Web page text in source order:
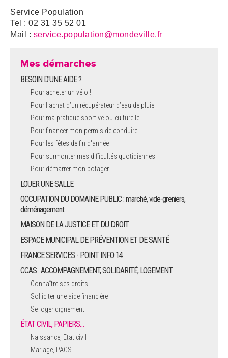
Service Population
Tel : 02 31 35 52 01
Mail : service.population@mondeville.fr
Mes démarches
BESOIN D'UNE AIDE ?
Pour acheter un vélo !
Pour l'achat d’un récupérateur d’eau de pluie
Pour ma pratique sportive ou culturelle
Pour financer mon permis de conduire
Pour les fêtes de fin d'année
Pour surmonter mes difficultés quotidiennes
Pour démarrer mon potager
LOUER UNE SALLE
OCCUPATION DU DOMAINE PUBLIC : marché, vide-greniers,
déménagement...
MAISON DE LA JUSTICE ET DU DROIT
ESPACE MUNICIPAL DE PRÉVENTION ET DE SANTÉ
FRANCE SERVICES - POINT INFO 14
CCAS : ACCOMPAGNEMENT, SOLIDARITÉ, LOGEMENT
Connaître ses droits
Solliciter une aide financière
Se loger dignement
ÉTAT CIVIL, PAPIERS…
Naissance, Etat civil
Mariage, PACS